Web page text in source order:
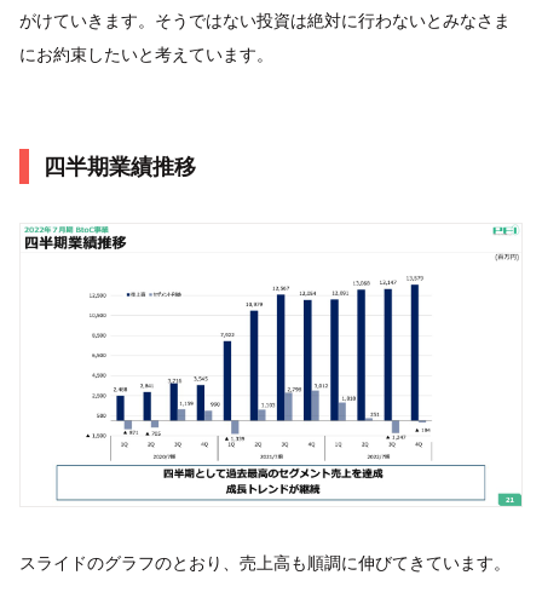
がけていきます。そうではない投資は絶対に行わないとみなさま
にお約束したいと考えています。
四半期業績推移
スライドのグラフのとおり、売上高も順調に伸びてきています。